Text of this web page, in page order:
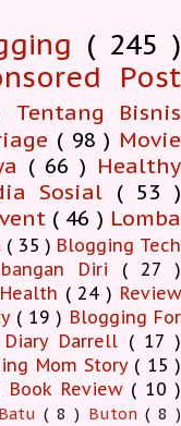
( 245 )
Post
Tentang Bisnis
( 98 ) Movie
( 66 ) Healthy
Sosial ( 53 )
( 46 ) Lomba
( 35 ) Blogging Tech
Diri ( 27 )
( 24 ) Review
( 19 ) Blogging For
Diary Darrell ( 17 )
Mom Story ( 15 )
Book Review ( 10 )
Batu( 8 ) Buton( 8 )